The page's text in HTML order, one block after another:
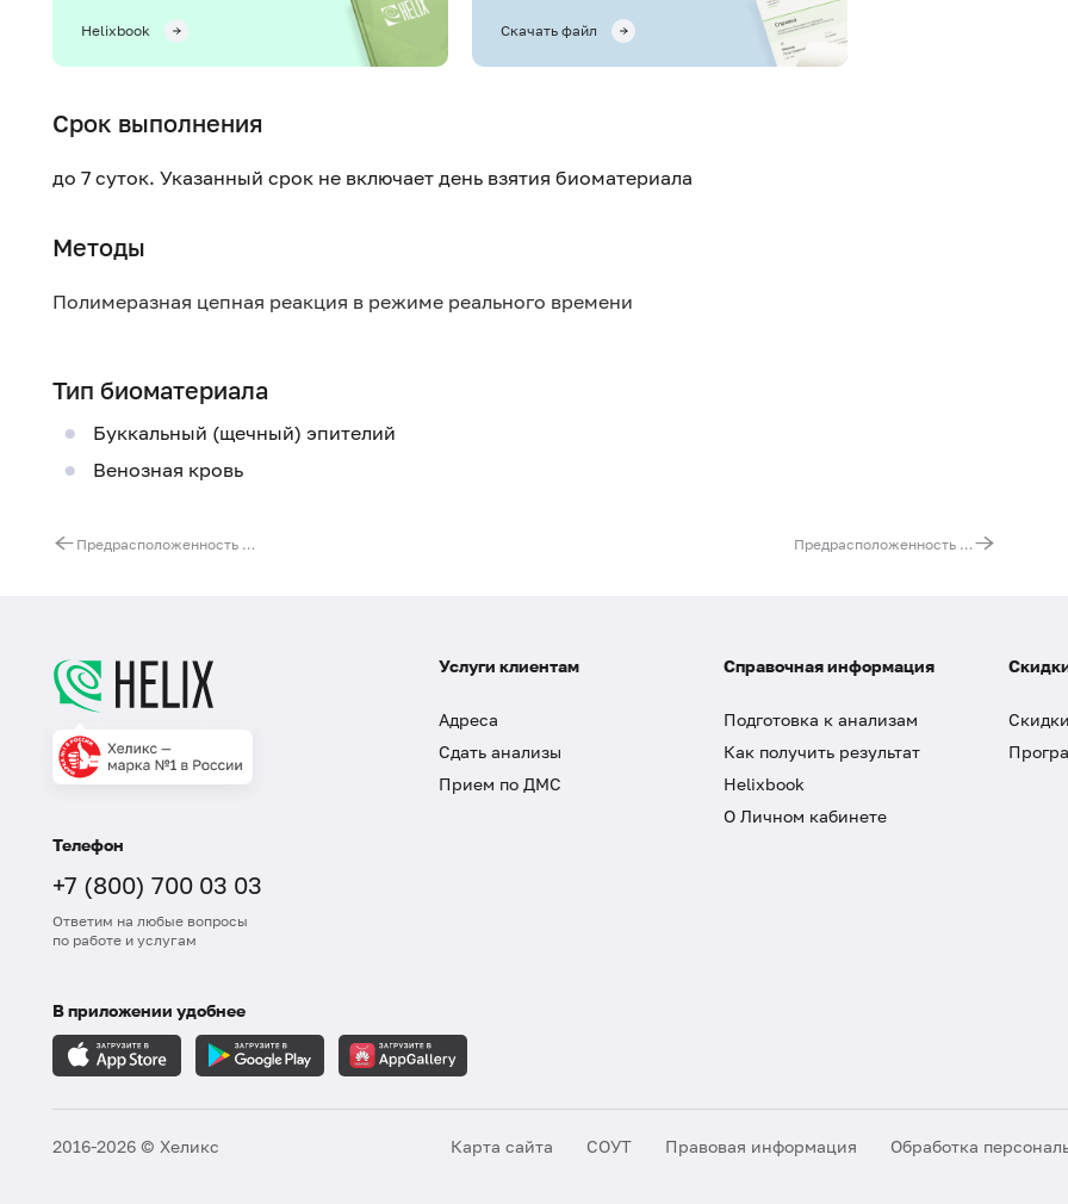
Helixbook Скачать файл
Срок выполнения
до 7 суток. Указанный срок не включает день взятия биоматериала
Методы
Полимеразная цепная реакция в режиме реального времени
Тип биоматериала
Буккальный (щечный) эпителий
Венозная кровь
Предрасположенность к повышенному уровню гомоцистеина (гены ферментов фолатного цикла) Предрасположенность к сердечно-сосудистой недостаточности
Телефон
+7 (800) 700 03 03
Ответим на любые вопросы
по работе и услугам
Услуги клиентам
Адреса
Сдать анализы
Прием по ДМС
Справочная информация
Подготовка к анализам
Как получить результат
Helixbook
О Личном кабинете
В приложении удобнее
2016-2026 © Хеликс Карта сайта СОУТ Правовая информация Обработка